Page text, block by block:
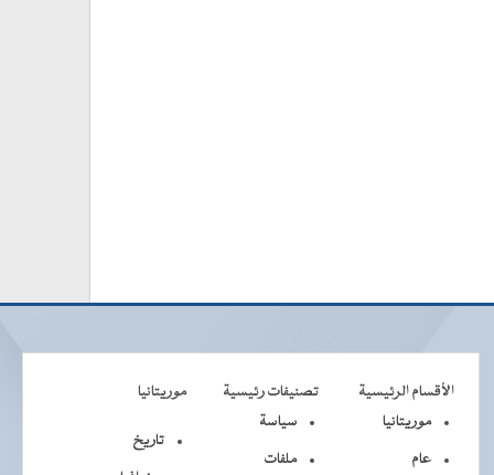
الأقسام الرئيسية تصنيفات رئيسية
موريتانيا
موريتانيا
عام
سياسة
ملفات
تاريخ